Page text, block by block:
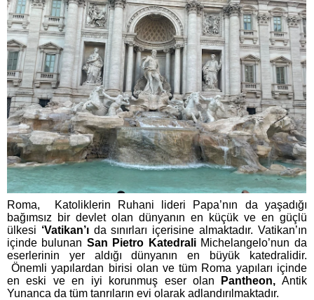
Roma, Katoliklerin Ruhani lideri Papa’nın da yaşadığı
bağımsız bir devlet olan dünyanın en küçük ve en güçlü
ülkesi ‘Vatikan’ıda sınırları içerisine almaktadır. Vatikan’ın
içinde bulunan San Pietro Katedrali Michelangelo’nun da
eserlerinin yer aldığı dünyanın en büyük katedralidir.
Önemli yapılardan birisi olan ve tüm Roma yapıları içinde
en eski ve en iyi korunmuş eser olan
Pantheon, Antik
Yunanca da tüm tanrıların evi olarak adlandırılmaktadır.